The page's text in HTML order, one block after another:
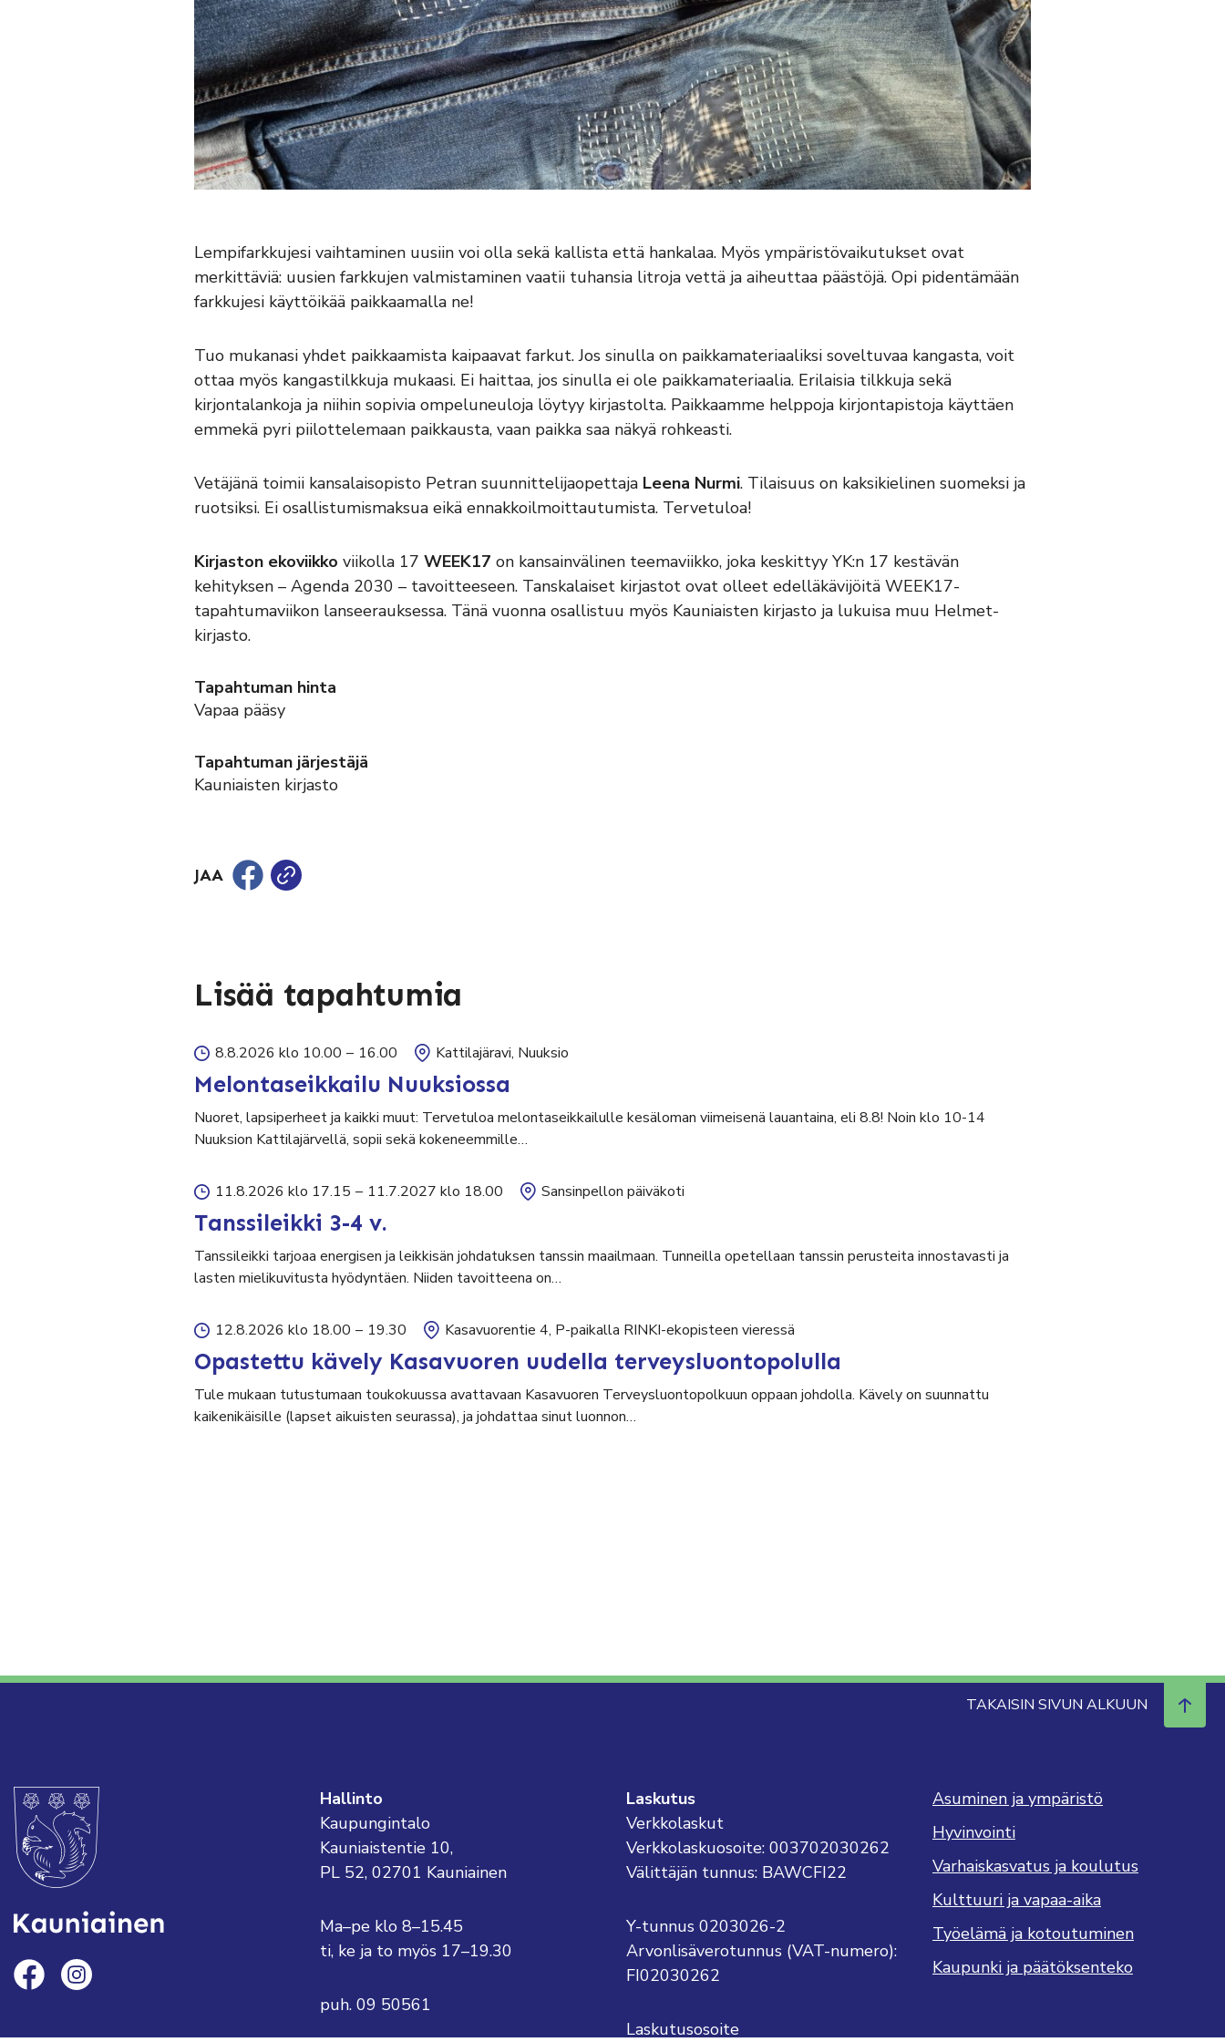
Lempifarkkujesi vaihtaminen uusiin voi olla sekä kallista että hankalaa. Myös ympäristövaikutukset ovat
merkittäviä: uusien farkkujen valmistaminen vaatii tuhansia litroja vettä ja aiheuttaa päästöjä. Opi pidentämään
farkkujesi käyttöikää paikkaamalla ne!
Tuo mukanasi yhdet paikkaamista kaipaavat farkut. Jos sinulla on paikkamateriaaliksi soveltuvaa kangasta, voit
ottaa myös kangastilkkuja mukaasi. Ei haittaa, jos sinulla ei ole paikkamateriaalia. Erilaisia tilkkuja sekä
kirjontalankoja ja niihin sopivia ompeluneuloja löytyy kirjastolta. Paikkaamme helppoja kirjontapistoja käyttäen
emmekä pyri piilottelemaan paikkausta, vaan paikka saa näkyä rohkeasti.
Vetäjänä toimii kansalaisopisto Petran suunnittelijaopettaja Leena Nurmi. Tilaisuus on kaksikielinen suomeksi ja
ruotsiksi. Ei osallistumismaksua eikä ennakkoilmoittautumista. Tervetuloa!
Kirjaston ekoviikko viikolla 17 WEEK17 on kansainvälinen teemaviikko, joka keskittyy YK:n 17 kestävän
kehityksen – Agenda 2030 – tavoitteeseen. Tanskalaiset kirjastot ovat olleet edelläkävijöitä WEEK17-
tapahtumaviikon lanseerauksessa. Tänä vuonna osallistuu myös Kauniaisten kirjasto ja lukuisa muu Helmet-
kirjasto.
Tapahtuman hinta
Vapaa pääsy
Tapahtuman järjestäjä
Kauniaisten kirjasto
JAA
Lisää tapahtumia
8.8.2026 klo 10.00 – 16.00 Kattilajäravi, Nuuksio
Melontaseikkailu Nuuksiossa
Nuoret, lapsiperheet ja kaikki muut: Tervetuloa melontaseikkailulle kesäloman viimeisenä lauantaina, eli 8.8! Noin klo 10-14
Nuuksion Kattilajärvellä, sopii sekä kokeneemmille…
11.8.2026 klo 17.15 – 11.7.2027 klo 18.00 Sansinpellon päiväkoti
Tanssileikki 3-4 v.
Tanssileikki tarjoaa energisen ja leikkisän johdatuksen tanssin maailmaan. Tunneilla opetellaan tanssin perusteita innostavasti ja
lasten mielikuvitusta hyödyntäen. Niiden tavoitteena on…
12.8.2026 klo 18.00 – 19.30 Kasavuorentie 4, P-paikalla RINKI-ekopisteen vieressä
Opastettu kävely Kasavuoren uudella terveysluontopolulla
Tule mukaan tutustumaan toukokuussa avattavaan Kasavuoren Terveysluontopolkuun oppaan johdolla. Kävely on suunnattu
kaikenikäisille (lapset aikuisten seurassa), ja johdattaa sinut luonnon…
TAKAISIN SIVUN ALKUUN
Hallinto
Kaupungintalo
Kauniaistentie 10,
PL 52, 02701 Kauniainen
Ma–pe klo 8–15.45
ti, ke ja to myös 17–19.30
puh. 09 50561
Laskutus
Verkkolaskut
Verkkolaskuosoite: 003702030262
Välittäjän tunnus: BAWCFI22
Y-tunnus 0203026-2
Arvonlisäverotunnus (VAT-numero):
FI02030262
Laskutusosoite
Asuminen ja ympäristö
Hyvinvointi
Varhaiskasvatus ja koulutus
Kulttuuri ja vapaa-aika
Työelämä ja kotoutuminen
Kaupunki ja päätöksenteko